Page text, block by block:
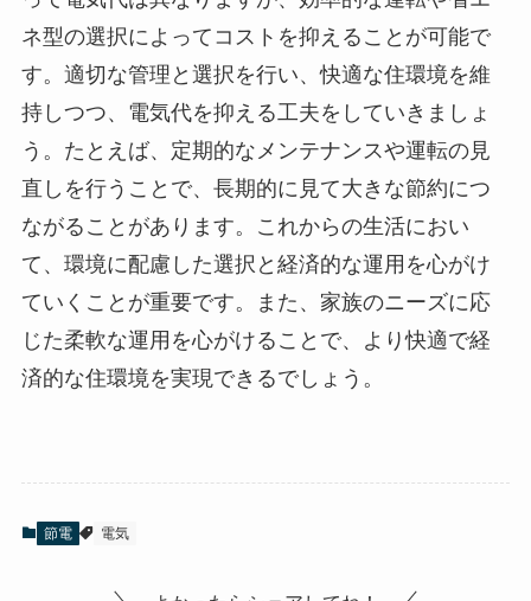
ネ型の選択によってコストを抑えることが可能で
す。適切な管理と選択を行い、快適な住環境を維
持しつつ、電気代を抑える工夫をしていきましょ
う。たとえば、定期的なメンテナンスや運転の見
直しを行うことで、長期的に見て大きな節約につ
ながることがあります。これからの生活におい
て、環境に配慮した選択と経済的な運用を心がけ
ていくことが重要です。また、家族のニーズに応
じた柔軟な運用を心がけることで、より快適で経
済的な住環境を実現できるでしょう。
節電 電気